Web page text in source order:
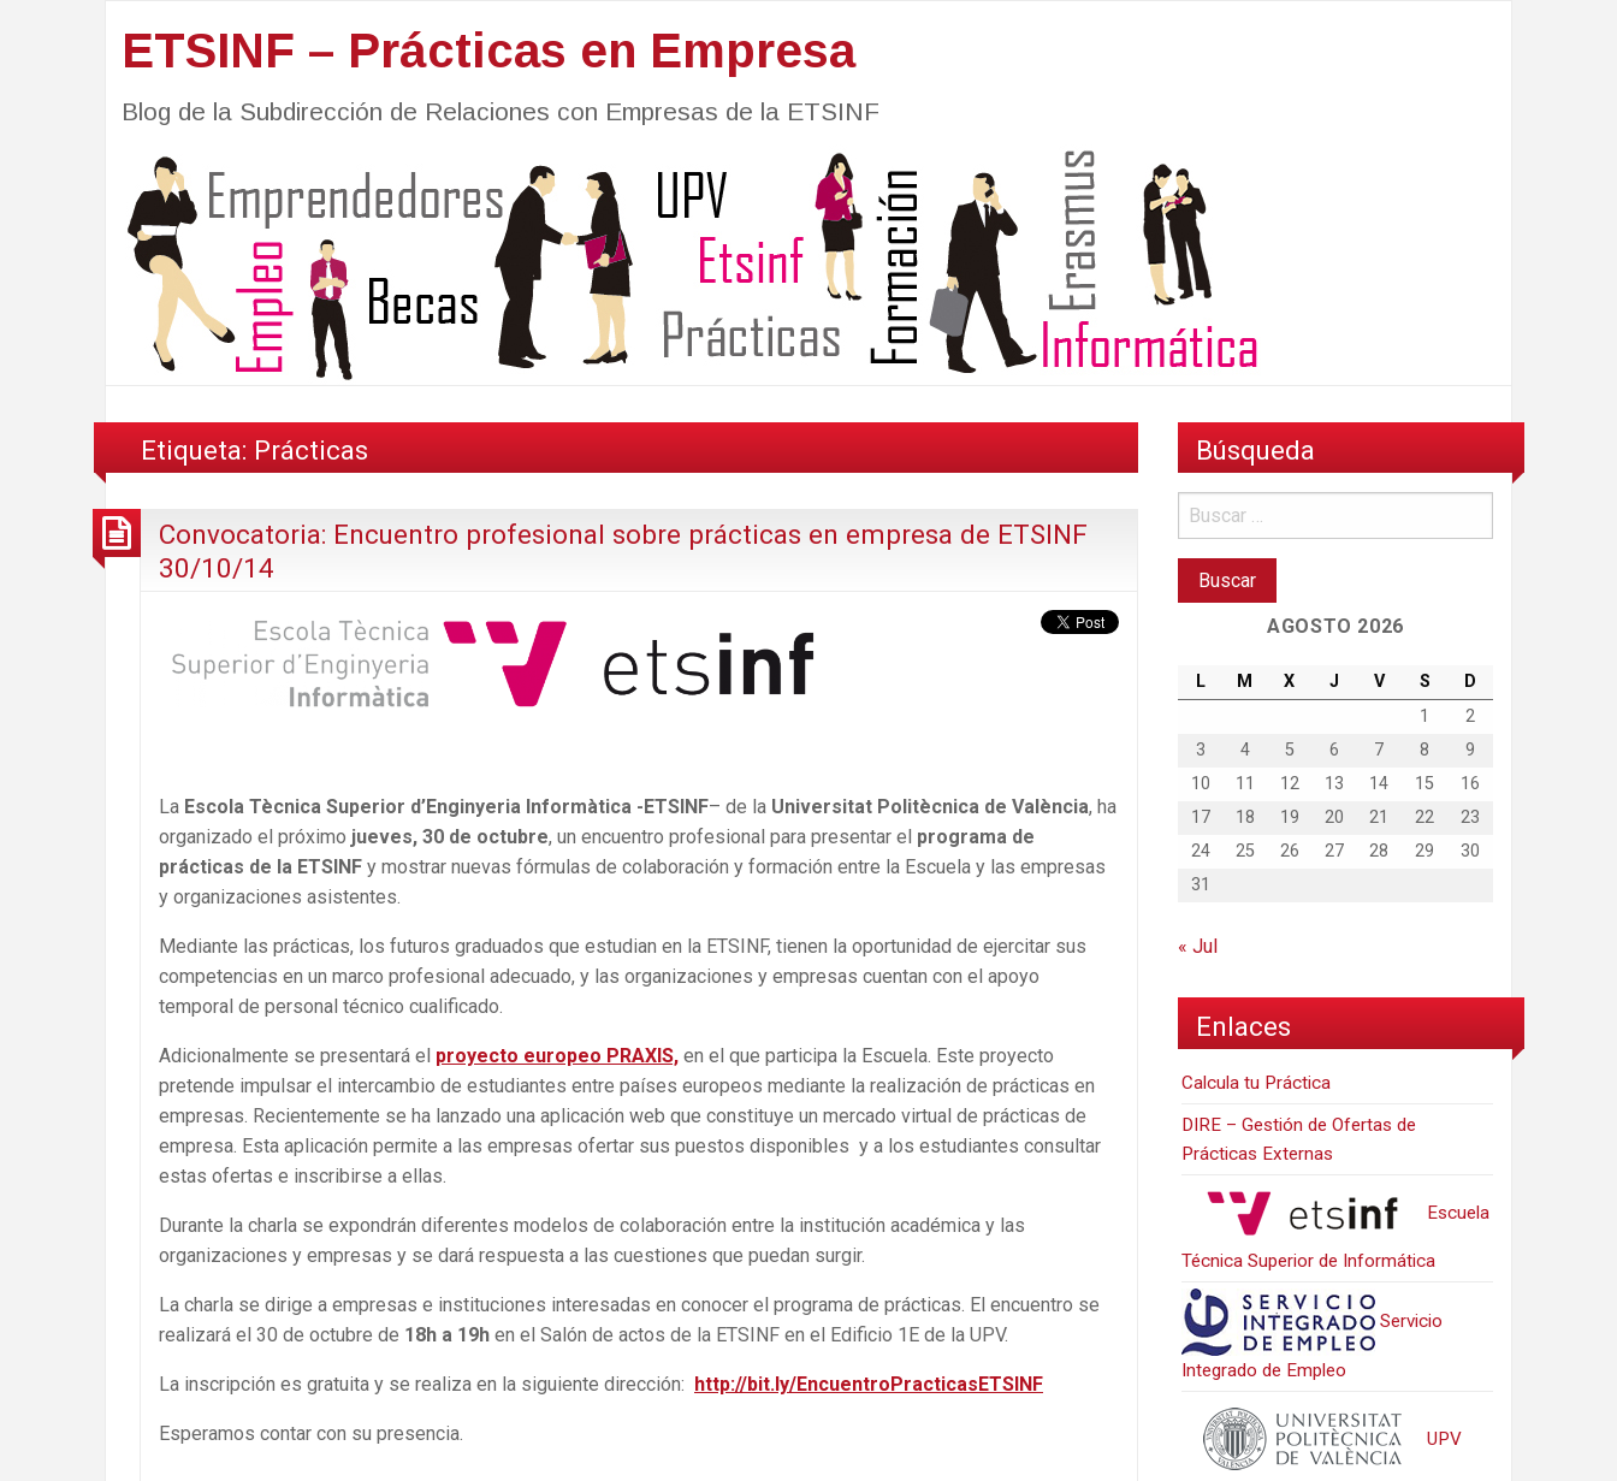
ETSINF – Prácticas en Empresa
Blog de la Subdirección de Relaciones con Empresas de la ETSINF
Etiqueta: Prácticas
Convocatoria: Encuentro profesional sobre prácticas en empresa de ETSINF
30/10/14
La Escola Tècnica Superior d’Enginyeria Informàtica -ETSINF– de la Universitat Politècnica de València, ha
organizado el próximo jueves, 30 de octubre, un encuentro profesional para presentar el programa de
prácticas de la ETSINF y mostrar nuevas fórmulas de colaboración y formación entre la Escuela y las empresas
y organizaciones asistentes.
Mediante las prácticas, los futuros graduados que estudian en la ETSINF, tienen la oportunidad de ejercitar sus
competencias en un marco profesional adecuado, y las organizaciones y empresas cuentan con el apoyo
temporal de personal técnico cualificado.
Adicionalmente se presentará el proyecto europeo PRAXIS, en el que participa la Escuela. Este proyecto
pretende impulsar el intercambio de estudiantes entre países europeos mediante la realización de prácticas en
empresas. Recientemente se ha lanzado una aplicación web que constituye un mercado virtual de prácticas de
empresa. Esta aplicación permite a las empresas ofertar sus puestos disponibles y a los estudiantes consultar
estas ofertas e inscribirse a ellas.
Durante la charla se expondrán diferentes modelos de colaboración entre la institución académica y las
organizaciones y empresas y se dará respuesta a las cuestiones que puedan surgir.
La charla se dirige a empresas e instituciones interesadas en conocer el programa de prácticas. El encuentro se
realizará el 30 de octubre de 18h a 19h en el Salón de actos de la ETSINF en el Edificio 1E de la UPV.
La inscripción es gratuita y se realiza en la siguiente dirección: http://bit.ly/EncuentroPracticasETSINF
Esperamos contar con su presencia.
Búsqueda
AGOSTO 2026
L M X J V S
D
1
2
3
4 5 6 7 8
9
10
11 12 13 14 15
16
17
18 19 20 21 22
23
24
25 26 27 28 29
30
31
« Jul
Enlaces
Calcula tu Práctica
DIRE – Gestión de Ofertas de
Prácticas Externas
Escuela
Técnica Superior de Informática
Servicio
Integrado de Empleo
UPV